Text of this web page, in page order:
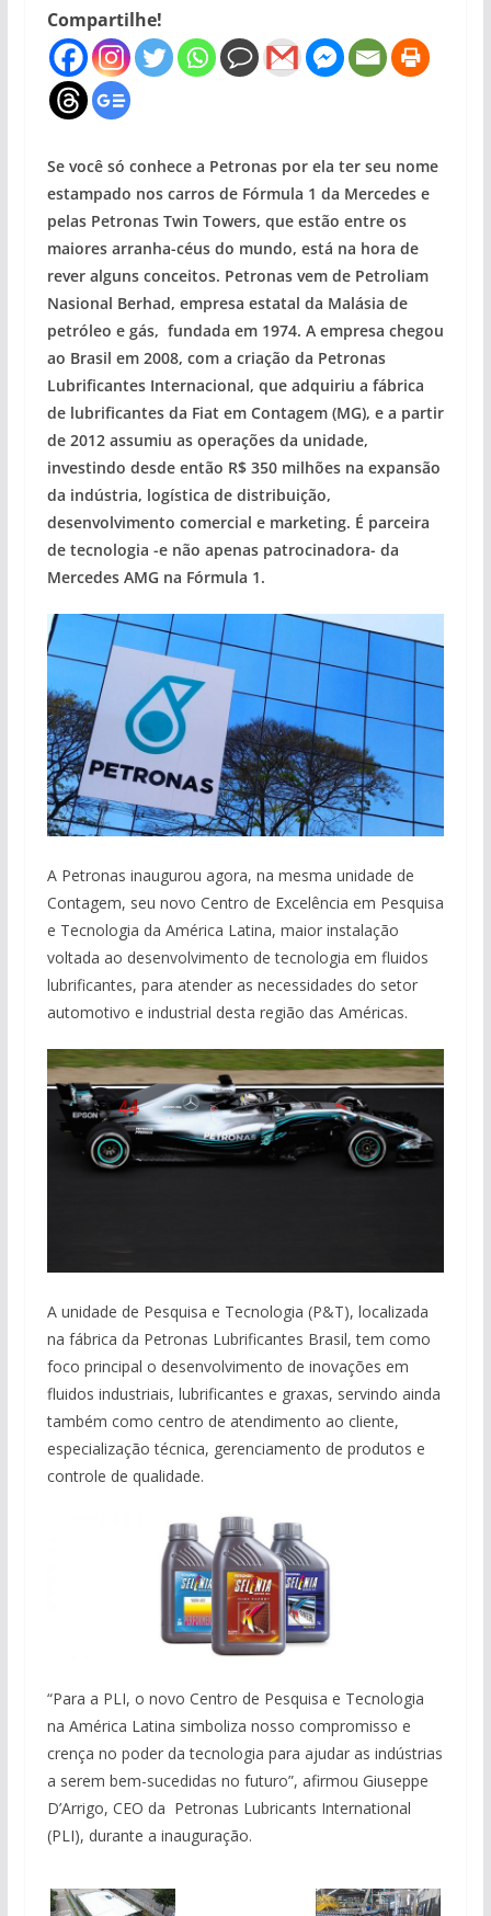
Compartilhe!
Se você só conhece a Petronas por ela ter seu nome
estampado nos carros de Fórmula 1 da Mercedes e
pelas Petronas Twin Towers, que estão entre os
maiores arranha-céus do mundo, está na hora de
rever alguns conceitos. Petronas vem de Petroliam
Nasional Berhad, empresa estatal da Malásia de
petróleo e gás, fundada em 1974. A empresa chegou
ao Brasil em 2008, com a criação da Petronas
Lubrificantes Internacional, que adquiriu a fábrica
de lubrificantes da Fiat em Contagem (MG), e a partir
de 2012 assumiu as operações da unidade,
investindo desde então R$ 350 milhões na expansão
da indústria, logística de distribuição,
desenvolvimento comercial e marketing. É parceira
de tecnologia -e não apenas patrocinadora- da
Mercedes AMG na Fórmula 1.
A Petronas inaugurou agora, na mesma unidade de
Contagem, seu novo Centro de Excelência em Pesquisa
e Tecnologia da América Latina, maior instalação
voltada ao desenvolvimento de tecnologia em fluidos
lubrificantes, para atender as necessidades do setor
automotivo e industrial desta região das Américas.
A unidade de Pesquisa e Tecnologia (P&T), localizada
na fábrica da Petronas Lubrificantes Brasil, tem como
foco principal o desenvolvimento de inovações em
fluidos industriais, lubrificantes e graxas, servindo ainda
também como centro de atendimento ao cliente,
especialização técnica, gerenciamento de produtos e
controle de qualidade.
“Para a PLI, o novo Centro de Pesquisa e Tecnologia
na América Latina simboliza nosso compromisso e
crença no poder da tecnologia para ajudar as indústrias
a serem bem-sucedidas no futuro”, afirmou Giuseppe
D’Arrigo, CEO da Petronas Lubricants International
(PLI), durante a inauguração.